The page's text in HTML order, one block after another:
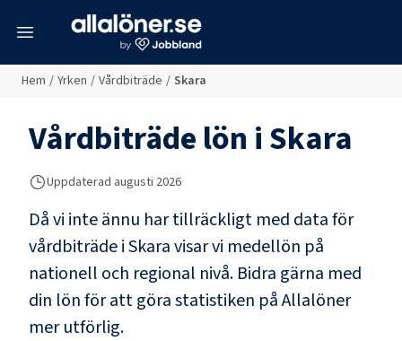
Hem / Yrken / Vårdbiträde / Skara
Vårdbiträdelön iSkara
Uppdaterad augusti 2026
Då vi inte ännu har tillräckligt med data för
vårdbiträdeiSkaravisar vi medellön på
nationell och regional nivå. Bidra gärna med
din lön för att göra statistiken på Allalöner
mer utförlig.